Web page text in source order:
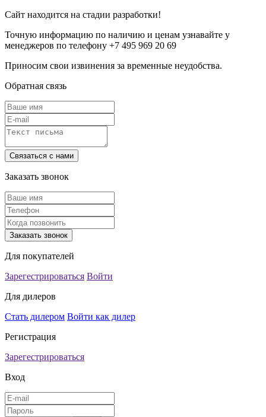
Сайт находится на стадии разработки!
Точную информацию по наличию и ценам узнавайте у
менеджеров по телефону +7 495 969 20 69
Приносим свои извинения за временные неудобства.
Обратная связь
Заказать звонок
Для покупателей
Зарегестрироваться Войти
Для дилеров
Стать дилером Войти как дилер
Регистрация
Зарегестрироваться
Вход